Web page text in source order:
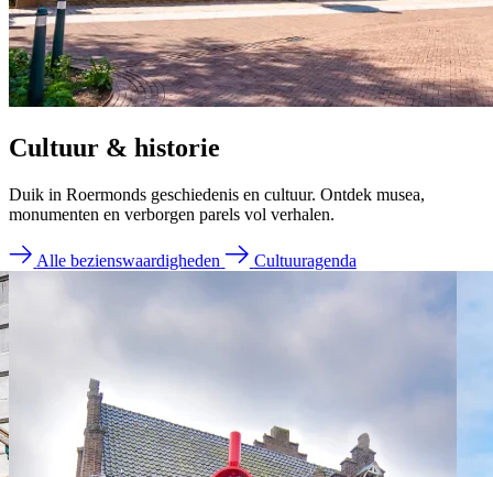
Cultuur & historie
Duik in Roermonds geschiedenis en cultuur. Ontdek musea,
monumenten en verborgen parels vol verhalen.
Alle bezienswaardigheden Cultuuragenda